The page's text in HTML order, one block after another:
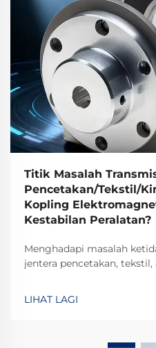
Titik Masalah
Pencetakan/Tekstil/
Kopling
Kestabilan Peralatan?
Menghadapi masalah
jentera pencetakan,
memastikan keselamatan
LIHAT LAGI